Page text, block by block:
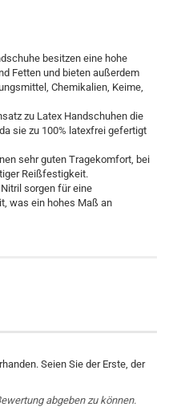
besitzen eine hohe
Fetten und bieten außerdem
Chemikalien, Keime,
zu Latex Handschuhen die
sie zu 100% latexfrei gefertigt
sehr guten Tragekomfort, bei
Reißfestigkeit.
sorgen für eine
was ein hohes Maß an
Seien Sie der Erste, der
abgeben zu können.